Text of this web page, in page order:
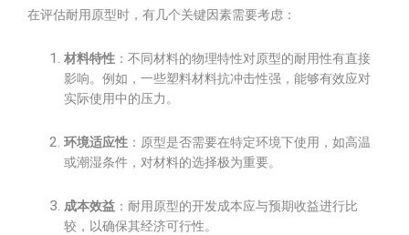
在评估耐用原型时，有几个关键因素需要考虑：
材料特性 ：不同材料的物理特性对原型的耐用性有直接
影响。例如，一些塑料材料抗冲击性强，能够有效应对
实际使用中的压力。
环境适应性 ：原型是否需要在特定环境下使用，如高温
或潮湿条件，对材料的选择极为重要。
成本效益 ：耐用原型的开发成本应与预期收益进行比
较，以确保其经济可行性。